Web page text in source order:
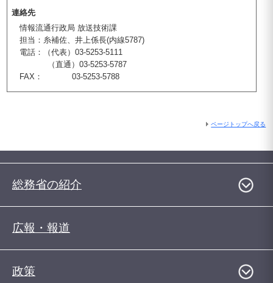
連絡先
情報流通行政局 放送技術課
担当：糸補佐、井上係長(内線5787)
電話：（代表）03-5253-5111
（直通）03-5253-5787
FAX： 03-5253-5788
ページトップへ戻る
総務省の紹介
広報・報道
政策